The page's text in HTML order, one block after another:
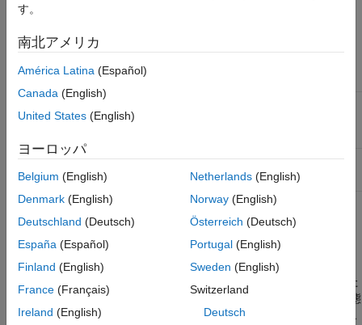
項目一覧
引数
説明
バージョン履歴
参考
引数
cluster
ブジェクト
userdata このジョブで保存する情報
説明
setJobClusterData(cluster,job,userdata)は、クラスター
clusterで実行されているジョブjobのデータを保存します。こ
を用いて取得できます。た
とえば、
GetJobStateFcn
で指定された関数が後ほどジョブの状態
についてスケジューラにクエリできるよう、サードパーティ製ス
す。
南北アメリカ
América Latina (Español)
Canada (English)
United States (English)
ヨーロッパ
Belgium (English)
Denmark (English)
Deutschland (Deutsch)
España (Español)
Finland (English)
France (Français)
Ireland (English)
Netherlands(English)
Norway(English)
Österreich (Deutsch)
Portugal(English)
Sweden (English)
Switzerland
Deutsch